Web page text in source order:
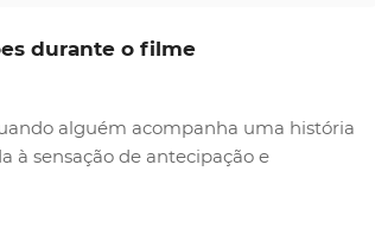
durante o filme
alguém acompanha uma história
à sensação de antecipação e